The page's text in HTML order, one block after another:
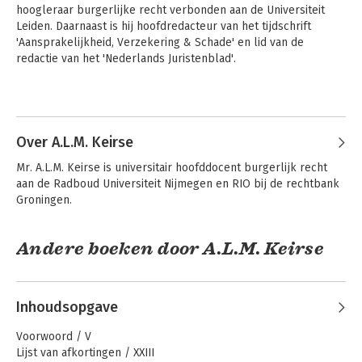
hoogleraar burgerlijke recht verbonden aan de Universiteit
Leiden. Daarnaast is hij hoofdredacteur van het tijdschrift
'Aansprakelijkheid, Verzekering & Schade' en lid van de
redactie van het 'Nederlands Juristenblad'.
Verbintenissenrecht
Over A.L.M. Keirse
Mr. A.L.M. Keirse is universitair hoofddocent burgerlijk recht
aan de Radboud Universiteit Nijmegen en RIO bij de rechtbank
Groningen.
Andere boeken door A.L.M. Keirse
Inhoudsopgave
Voorwoord / V
Lijst van afkortingen / XXIII